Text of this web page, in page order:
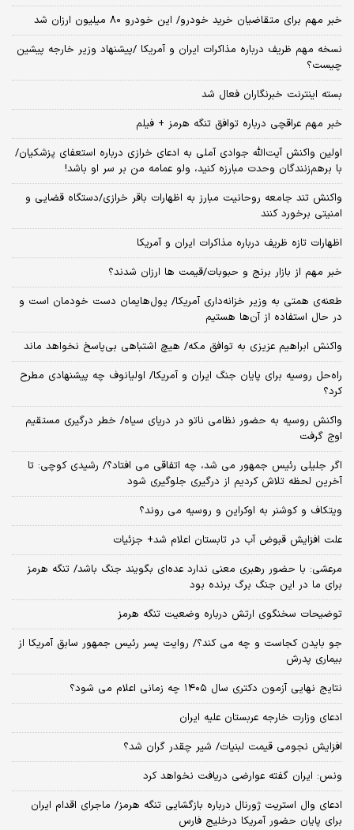
خبر مهم برای متقاضیان خرید خودرو/ این خودرو ۸۰ میلیون ارزان شد
نسخه‌ مهم ظریف درباره مذاکرات ایران و آمریکا /پیشنهاد وزیر خارجه پیشین
چیست؟
بسته اینترنت خبرنگاران فعال شد
خبر مهم عراقچی درباره توافق تنگه هرمز + فیلم
اولین واکنش آیت‌الله جوادی آملی به ادعای خرازی درباره استعفای پزشکیان/
با برهم‌زنندگان وحدت مبارزه کنید، ولو عمامه من بر سر او باشد!
واکنش تند جامعه روحانیت مبارز به اظهارات باقر خرازی/دستگاه قضایی و
امنیتی برخورد کنند
اظهارات تازه ظریف درباره مذاکرات ایران و آمریکا
خبر مهم از بازار برنج و حبوبات/قیمت ها ارزان شدند؟
طعنه‌ی‌ همتی به وزیر خزانه‌داری آمریکا/ پول‌هایمان دست خودمان است و
در حال استفاده از آن‌ها هستیم
واکنش ابراهیم عزیزی به توافق مکه/ هیچ اشتباهی بی‌پاسخ نخواهد ماند
راه‌حل روسیه برای پایان جنگ ایران و آمریکا/ اولیانوف چه پیشنهادی مطرح
کرد؟
واکنش روسیه به حضور نظامی ناتو در دریای سیاه/ خطر درگیری مستقیم
اوج گرفت
اگر جلیلی رئیس جمهور می شد، چه اتفاقی می افتاد؟/ رشیدی کوچی: تا
آخرین لحظه تلاش کردیم از درگیری جلوگیری شود
ویتکاف و کوشنر به اوکراین و روسیه می روند؟
علت افزایش قبوض آب در تابستان اعلام شد+ جزئیات
مرعشی: با حضور رهبری معنی ندارد عده‌ای بگویند جنگ باشد/ تنگه هرمز
برای ما در این جنگ برگ برنده بود
توضیحات سخنگوی ارتش درباره وضعیت تنگه هرمز
جو بایدن کجاست و چه می کند؟/ روایت پسر رئیس جمهور سابق آمریکا از
بیماری پدرش
نتایج نهایی آزمون دکتری سال ۱۴۰۵ چه زمانی اعلام می شود؟
ادعای وزارت خارجه عربستان علیه ایران
افزایش نجومی قیمت لبنیات/ شیر چقدر گران شد؟
ونس: ایران گفته عوارضی دریافت نخواهد کرد
ادعای وال استریت ژورنال درباره بازگشایی تنگه هرمز/ ماجرای اقدام ایران
برای پایان حضور آمریکا درخلیج فارس